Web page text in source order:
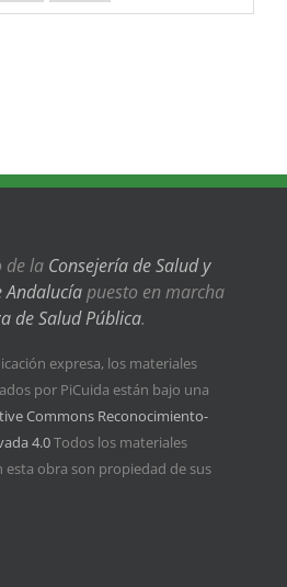
de la Consejería de Salud y
Andalucíapuesto en marcha
de Salud Pública.
expresa, los materiales
por PiCuida están bajo una
Commons Reconocimiento-
4.0Todos los materiales
obra son propiedad de sus